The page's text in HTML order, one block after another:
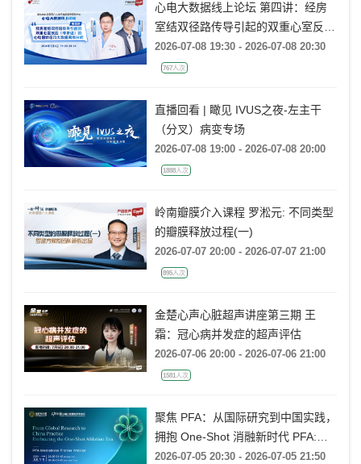
心电大数据线上论坛 第四讲：经房
室结双径路传导引起的双重心室反应
(非折返)的心电图特征及大数据案例
2026-07-08 19:30 - 2026-07-08 20:30
直播回看 | 瞰见 IVUS之夜-左主干
（分叉）病变专场
2026-07-08 19:00 - 2026-07-08 20:00
岭南瓣膜介入课程 罗淞元: 不同类型
的瓣膜释放过程(一)
2026-07-07 20:00 - 2026-07-07 21:00
金楚心声心脏超声讲座第三期 王
霜：冠心病并发症的超声评估
2026-07-06 20:00 - 2026-07-06 21:00
聚焦 PFA：从国际研究到中国实践，
拥抱 One-Shot 消融新时代 PFA: